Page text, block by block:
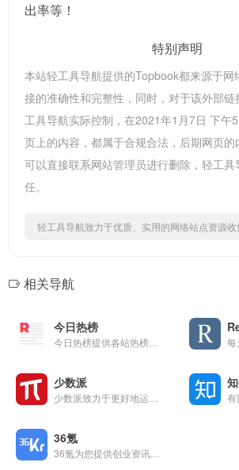
出率等！
特别声明
本站轻工具导航提供的Topbook都来源于网
接的准确性和完整性，同时，对于该外部
工具导航实际控制，在2021年1月7日 下午
页上的内容，都属于合规合法，后期网页的
可以直接联系网站管理员进行删除，轻工
任。
轻工具导航致力于优质、实用的网络站点资源收
相关导航
今日热榜
少数派
36氪